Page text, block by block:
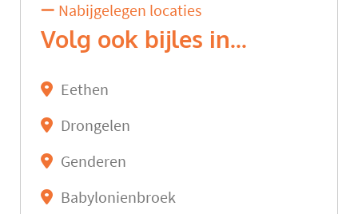
Nabijgelegen locaties
Volg ook bijles in...
Eethen
Drongelen
Genderen
Babylonienbroek